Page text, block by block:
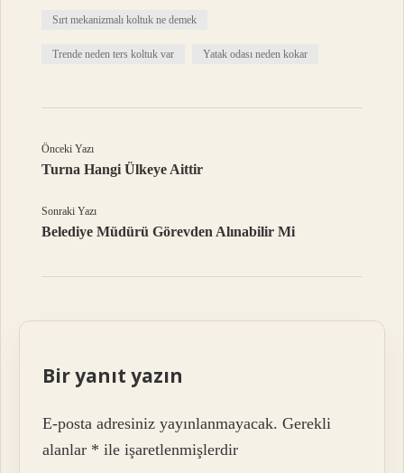
Sırt mekanizmalı koltuk ne demek
Trende neden ters koltuk var Yatak odası neden kokar
Önceki Yazı
Turna Hangi Ülkeye Aittir
Sonraki Yazı
Belediye Müdürü Görevden Alınabilir Mi
Bir yanıt yazın
E-posta adresiniz yayınlanmayacak. Gerekli
alanlar * ile işaretlenmişlerdir